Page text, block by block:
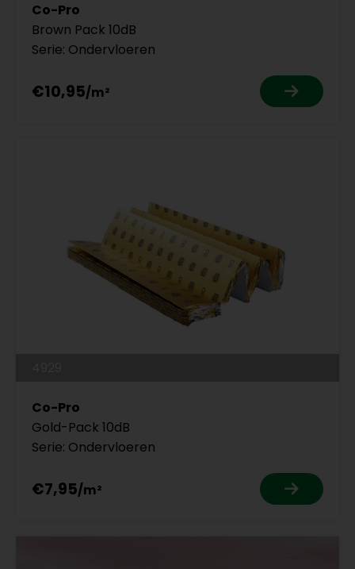
Co-Pro
Brown Pack 10dB
Serie: Ondervloeren
€10,95
Co-Pro
Gold-Pack 10dB
Serie: Ondervloeren
€7,95